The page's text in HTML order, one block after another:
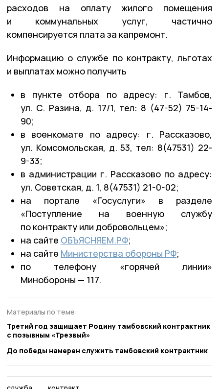
расходов на оплату жилого помещения
и коммунальных услуг, частично
компенсируется плата за капремонт.
Информацию о службе по контракту, льготах
и выплатах можно получить
в пункте отбора по адресу: г. Тамбов,
ул. С. Разина, д. 17/1, тел: 8 (47-52) 75-14-
90;
в военкомате по адресу: г. Рассказово,
ул. Комсомольская, д. 53, тел: 8(47531) 22-
9-33;
в администрации г. Рассказово по адресу:
ул. Советская, д. 1, 8(47531) 21-0-02;
на портале «Госуслуги» в разделе
«Поступление на военную службу
по контракту или добровольцем»;
на сайте ОБЪЯСНЯЕМ.РФ;
на сайте Министерства обороны РФ;
по телефону «горячей линии»
Минобороны — 117.
Материалы по теме:
Третий год защищает Родину тамбовский контрактник
с позывным «Трезвый»
До победы намерен служить тамбовский контрактник